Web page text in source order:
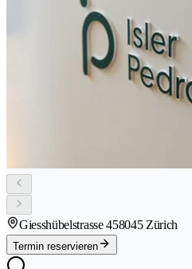
Giesshübelstrasse 458045 Zürich
Termin reservieren